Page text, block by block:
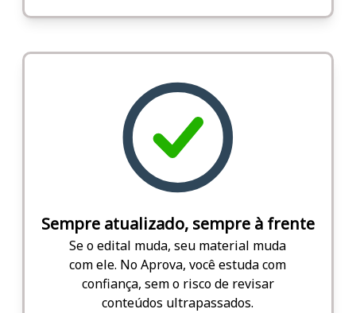
Sempre atualizado, sempre à frente
Se o edital muda, seu material muda
com ele. No Aprova, você estuda com
confiança, sem o risco de revisar
conteúdos ultrapassados.